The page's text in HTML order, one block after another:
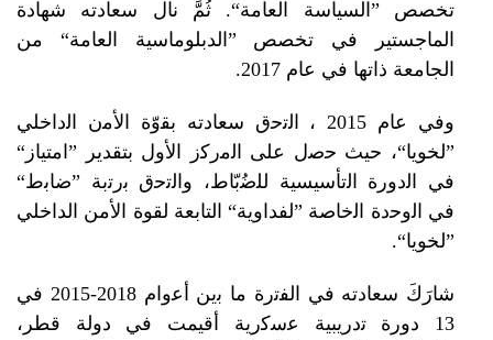
”السیاسة العامة“. ثُمَّ نال سعادته شھادة
في تخصص ”الدبلوماسیة العامة“ من
ذاتھا في عام 2017.
وﻓﻲ ﻋﺎم 2015 ، اﻟﺗﺣق ﺳﻌﺎدته ﺑﻘوّة اﻷﻣن اﻟداﺧﻠﻲ
حيث ﺣﺻل ﻋﻠﻰ اﻟﻣرﻛز اﻷول بتقدير ”امتياز“
اﻟﺗﺄسيسية ﻟﻠﺿُﺑّﺎط، واﻟﺗﺣق ﺑرﺗﺑﺔ ”ﺿﺎﺑط“
اﻟﺧﺎﺻﺔ ”لفداوية“ التابعة لقوة الأمن الداخلي
ﺷﺎرَكَ ﺳﻌﺎدته ﻓﻲ اﻟﻔﺗرة ﻣﺎ ﺑين أﻋوام 2018-2015 في
دورة ﺗدريبية ﻋﺳﻛرية أقيمت ﻓﻲ دوﻟﺔ قطر،